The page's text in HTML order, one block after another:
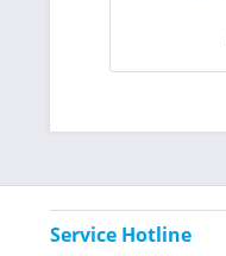
Service Hotline